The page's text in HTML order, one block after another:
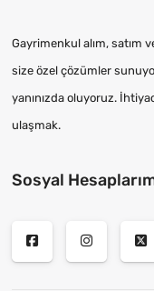
Gayrimenkul alım, satım
size özel çözümler
yanınızda oluyoruz.
ulaşmak.
Sosyal